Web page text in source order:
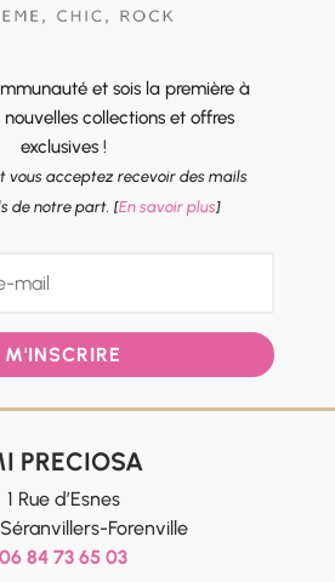
et sois la première à
collections et offres
exclusives !
vous acceptez recevoir des mails
de notre part. [En savoir plus]
M'INSCRIRE
PRECIOSA
1 Rue d’Esnes
Forenville
06 84 73 65 03